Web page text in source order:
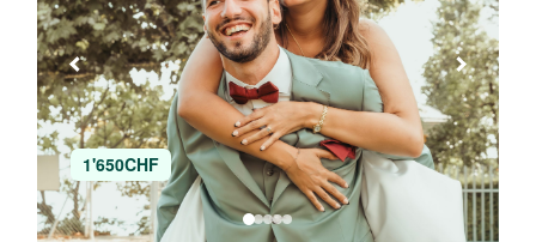
1'650CHF